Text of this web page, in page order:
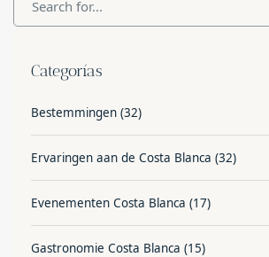
Categorías
Bestemmingen (32)
Ervaringen aan de Costa Blanca (32)
Evenementen Costa Blanca (17)
Gastronomie Costa Blanca (15)